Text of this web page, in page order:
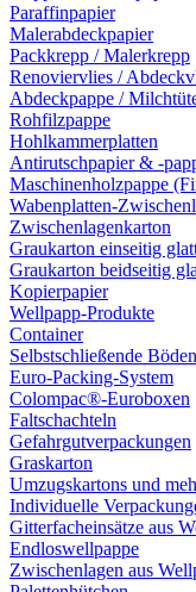
Paraffinpapier
Malerabdeckpapier
Packkrepp / Malerkrepp
Renoviervlies /
Abdeckpappe /
Rohfilzpappe
Hohlkammerplatten
Antirutschpapier & -
Maschinenholzpappe
Wabenplatten-
Zwischenlagenkarton
Graukarton einseitig
Graukarton beidseitig
Kopierpapier
Wellpapp-Produkte
Container
Selbstschließende Böden
Euro-Packing-System
Colompac®-Euroboxen
Faltschachteln
Gefahrgutverpackungen
Graskarton
Umzugskartons und
Individuelle
Gitterfacheinsätze aus
Endloswellpappe
Zwischenlagen aus